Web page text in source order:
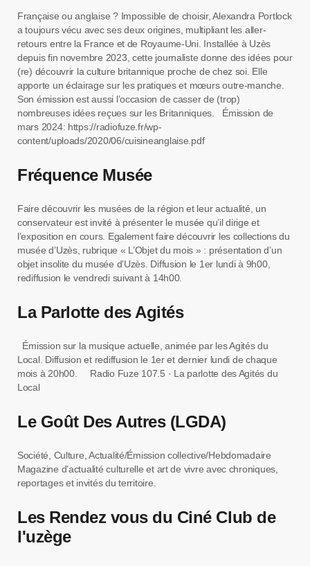
Française ou anglaise ? Impossible de choisir, Alexandra Portlock
a toujours vécu avec ses deux origines, multipliant les aller-
retours entre la France et de Royaume-Uni. Installée à Uzès
depuis fin novembre 2023, cette journaliste donne des idées pour
(re) découvrir la culture britannique proche de chez soi. Elle
apporte un éclairage sur les pratiques et mœurs outre-manche.
Son émission est aussi l’occasion de casser de (trop)
nombreuses idées reçues sur les Britanniques. Émission de
mars 2024: https://radiofuze.fr/wp-
content/uploads/2020/06/cuisineanglaise.pdf
Fréquence Musée
Faire découvrir les musées de la région et leur actualité, un
conservateur est invité à présenter le musée qu’il dirige et
l’exposition en cours. Egalement faire découvrir les collections du
musée d’Uzès, rubrique « L’Objet du mois » : présentation d’un
objet insolite du musée d’Uzès. Diffusion le 1er lundi à 9h00,
rediffusion le vendredi suivant à 14h00.
La Parlotte des Agités
Émission sur la musique actuelle, animée par les Agités du
Local. Diffusion et rediffusion le 1er et dernier lundi de chaque
mois à 20h00. Radio Fuze 107.5 · La parlotte des Agités du
Local
Le Goût Des Autres (LGDA)
Société, Culture, Actualité/Émission collective/Hebdomadaire
Magazine d’actualité culturelle et art de vivre avec chroniques,
reportages et invités du territoire.
Les Rendez vous du Ciné Club de
l'uzège